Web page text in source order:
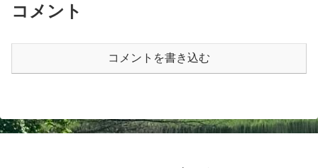
コメント
コメントを書き込む